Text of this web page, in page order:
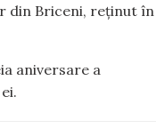
din Briceni, reținut în
aniversare a